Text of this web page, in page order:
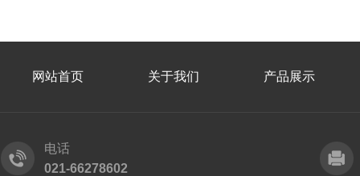
网站首页 关于我们 产品展示
电话
021-66278602